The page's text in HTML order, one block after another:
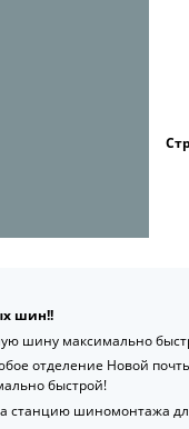
шин!!
шину максимально
отделение Новой
быстрой!
станцию шиномонтажа